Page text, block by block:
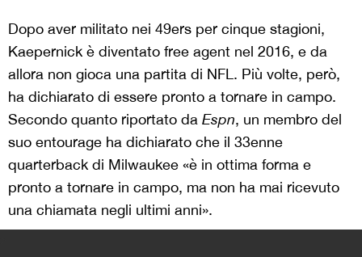
Dopo aver militato nei 49ers per cinque stagioni,
Kaepernick è diventato free agent nel 2016, e da
allora non gioca una partita di NFL. Più volte, però,
ha dichiarato di essere pronto a tornare in campo.
Secondo quanto riportato da Espn, un membro del
suo entourage ha dichiarato che il 33enne
quarterback di Milwaukee «è in ottima forma e
pronto a tornare in campo, ma non ha mai ricevuto
una chiamata negli ultimi anni».